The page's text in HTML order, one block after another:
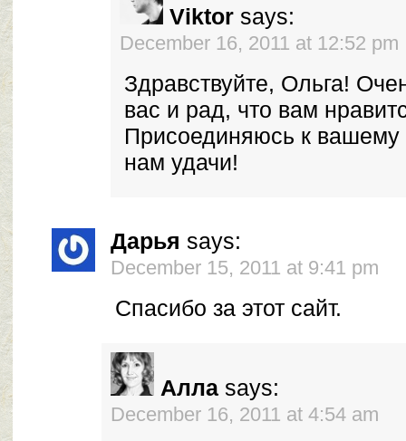
Viktor says:
December 16, 2011 at 12:52 pm
Здравствуйте, Ольга!
вас и рад, что вам
Присоединяюсь к
нам удачи!
Дарья says:
December 15, 2011 at 9:41 pm
Спасибо за этот сайт.
Алла says:
December 16, 2011 at 4:54 am